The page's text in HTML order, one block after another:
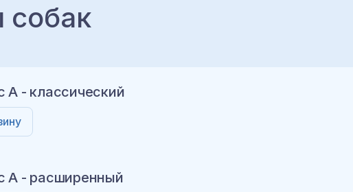
собак
A - классический
A - расширенный